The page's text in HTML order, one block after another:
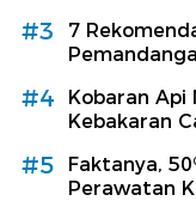
#3
7
#4
Kobaran Api
Kebakaran
#5
Faktanya,
Perawatan